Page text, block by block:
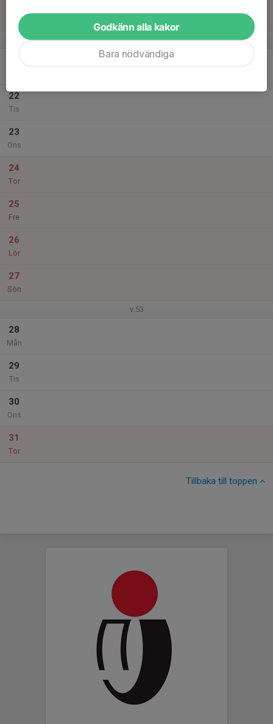
Sön
v.52
22
Tis
23
Ons
24
Tor
25
Fre
26
Lör
27
Sön
v.53
28
Mån
29
Tis
30
Ons
31
Tor
Tillbaka till toppen
Godkänn alla kakor
Bara nödvändiga